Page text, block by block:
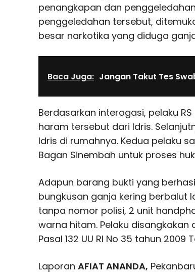
penangkapan dan
penggeledahan tersebut,
besar narkotika yang diduga
Baca Juga: Jangan Takut Tes
Berdasarkan interogasi, pelaku
haram tersebut dari Idris.
Idris di rumahnya. Kedua pelaku
Bagan Sinembah untuk proses
Adapun barang bukti yang
bungkusan ganja kering berbalut
tanpa nomor polisi, 2 unit
warna hitam. Pelaku disangkakan
Pasal 132 UU RI No 35 tahun 2009
Laporan AFIAT ANANDA,